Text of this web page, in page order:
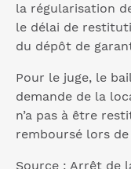
la régularisation
le délai de
du dépôt de
Pour le juge, le
demande de la
n’a pas à être
remboursé lors
Source : Arrêt de